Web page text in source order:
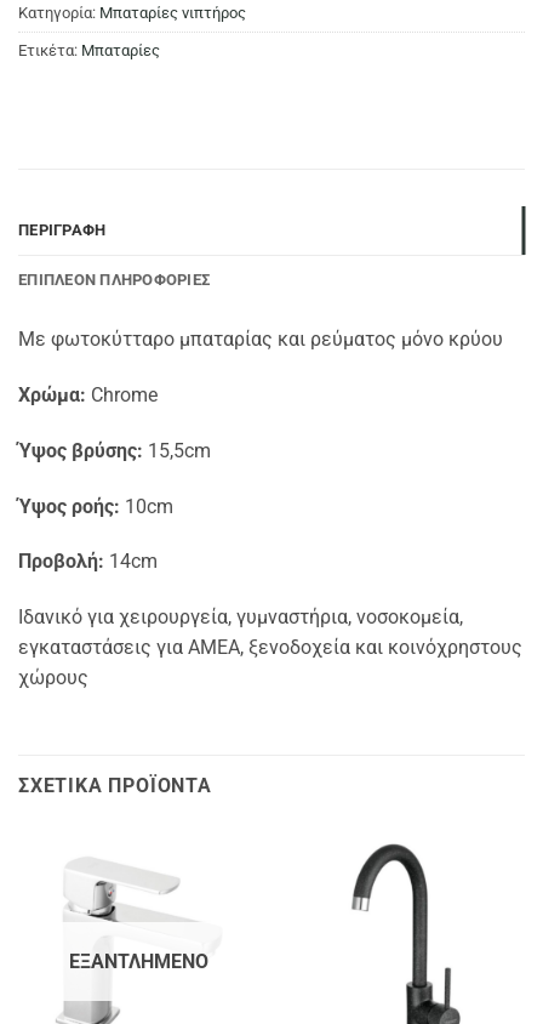
Κατηγορία: Μπαταρίες νιπτήρος
Ετικέτα: Μπαταρίες
ΠΕΡΙΓΡΑΦΉ
ΕΠΙΠΛΈΟΝ ΠΛΗΡΟΦΟΡΊΕΣ
Με φωτοκύτταρο μπαταρίας και ρεύματος μόνο κρύου
Χρώμα: Chrome
Ύψος βρύσης: 15,5cm
Ύψος ροής: 10cm
Προβολή: 14cm
Ιδανικό για χειρουργεία, γυμναστήρια, νοσοκομεία,
εγκαταστάσεις για ΑΜΕΑ, ξενοδοχεία και κοινόχρηστους
χώρους
ΣΧΕΤΙΚΆ ΠΡΟΪΌΝΤΑ
ΕΞΑΝΤΛΗΜΈΝΟ